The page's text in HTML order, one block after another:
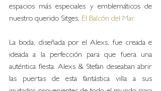
espacios más especiales y emblemáticos de
nuestro querido Sitges, El Balcón del Mar.
La boda, diseñada por el Alexs, fue creada e
ideada a la perfección para que fuera una
auténtica fiesta. Alexs & Stefan deseaban abrir
las puertas de esta fantástica villa a sus